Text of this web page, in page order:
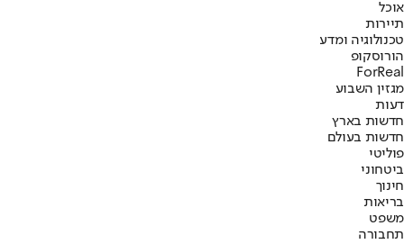
אוכל
תיירות
טכנולוגיה ומדע
הורוסקופ
ForReal
מגזין השבוע
דעות
חדשות בארץ
חדשות בעולם
פוליטי
ביטחוני
חינוך
בריאות
משפט
תחבורה